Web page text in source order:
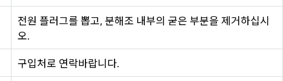
전원 플러그를 뽑고, 분해조 내부의 굳은 부분을 제거하십시
오.
구입처로 연락바랍니다.